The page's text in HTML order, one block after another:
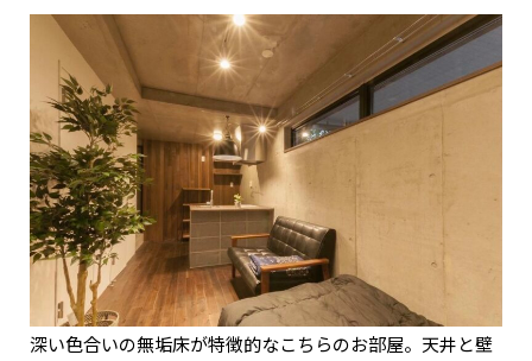
深い色合いの無垢床が特徴的なこちらのお部屋。 天井と壁